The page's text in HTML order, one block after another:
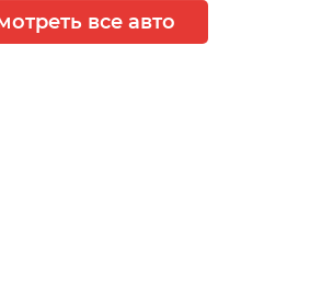
все авто